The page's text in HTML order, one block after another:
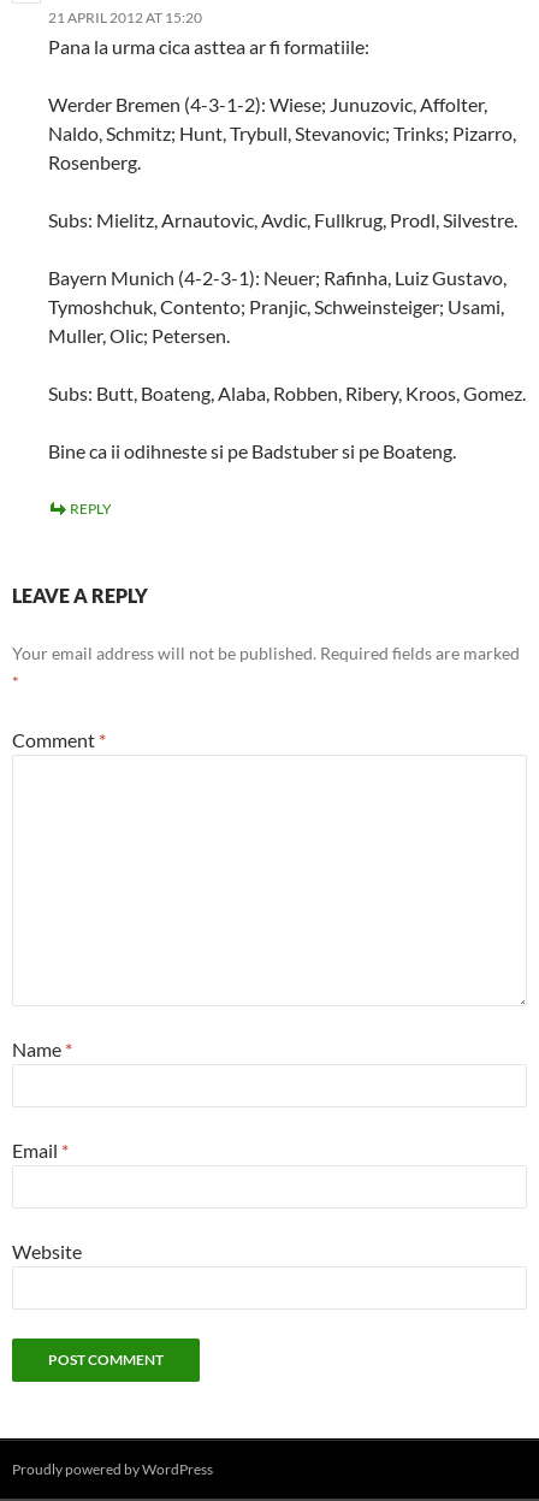
21 APRIL 2012 AT 15:20
Pana la urma cica asttea ar fi formatiile:
Werder Bremen (4-3-1-2): Wiese; Junuzovic, Affolter,
Naldo, Schmitz; Hunt, Trybull, Stevanovic; Trinks; Pizarro,
Rosenberg.
Subs: Mielitz, Arnautovic, Avdic, Fullkrug, Prodl, Silvestre.
Bayern Munich (4-2-3-1): Neuer; Rafinha, Luiz Gustavo,
Tymoshchuk, Contento; Pranjic, Schweinsteiger; Usami,
Muller, Olic; Petersen.
Subs: Butt, Boateng, Alaba, Robben, Ribery, Kroos, Gomez.
Bine ca ii odihneste si pe Badstuber si pe Boateng.
REPLY
LEAVE A REPLY
Your email address will not be published. Required fields are marked
*
Comment *
Name *
Email *
Website
Proudly powered by WordPress